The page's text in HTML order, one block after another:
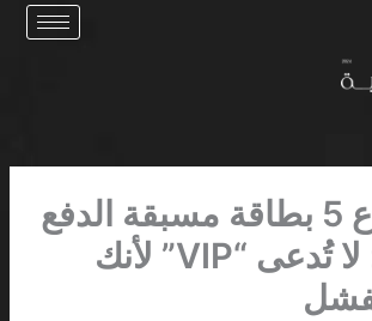
كازينو إيداع 5 بطاقة مسبقة الدفع
السعودية: لا تُدعى “VIP” لأنك